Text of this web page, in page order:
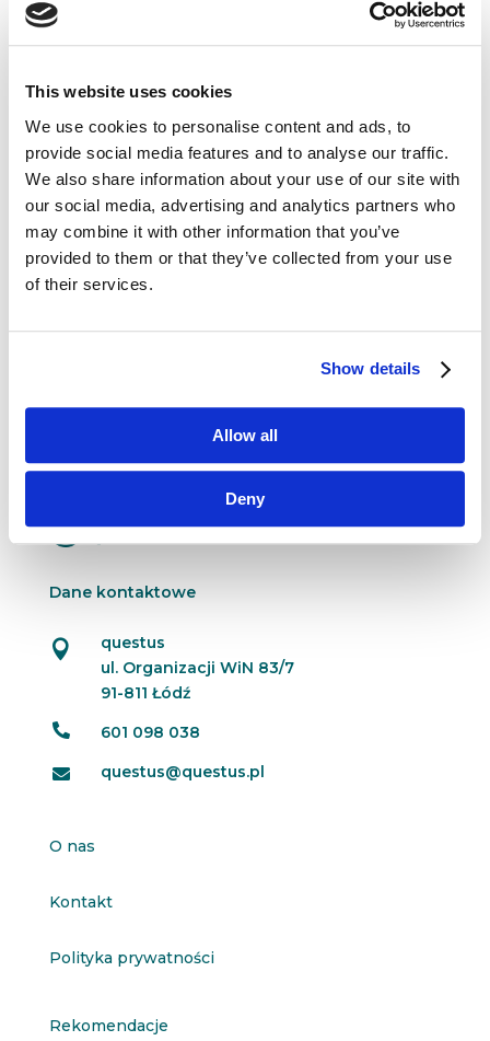
This website uses cookies
We use cookies to personalise content and ads, to
provide social media features and to analyse our traffic.
We also share information about your use of our site with
our social media, advertising and analytics partners who
may combine it with other information that you’ve
provided to them or that they’ve collected from your use
of their services.
Show details
Allow all
Deny
Maciej Tesławski: zbyt często
rebrandingiem nazywamy zmianę logo
lip 19, 2017 |Artykuły,Ludzie
Tesławski, współzałożyciel Szkoły Strategii Marki
autor tak istotnych dla marketera książek, jak
choćby „Strategia Marketingowa” i „Konsument
Dane kontaktowe

questus
ul. Organizacji WiN 83/7
91-811 Łódź
 601 098 038
 questus@questus.pl
O nas
Kontakt
Polityka prywatności
Rekomendacje